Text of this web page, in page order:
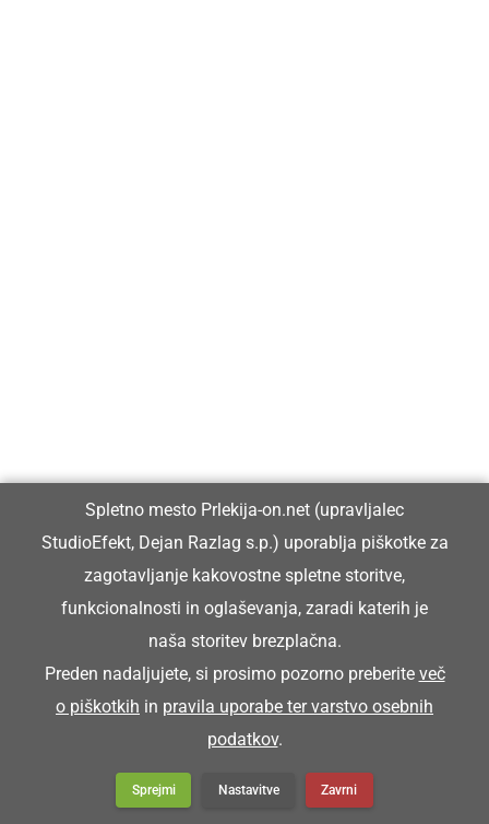
Spletno mesto Prlekija-on.net (upravljalec
StudioEfekt, Dejan Razlag s.p.) uporablja piškotke za
zagotavljanje kakovostne spletne storitve,
funkcionalnosti in oglaševanja, zaradi katerih je
naša storitev brezplačna.
Preden nadaljujete, si prosimo pozorno preberite več
o piškotkih in pravila uporabe ter varstvo osebnih
podatkov.
Sprejmi Nastavitve Zavrni